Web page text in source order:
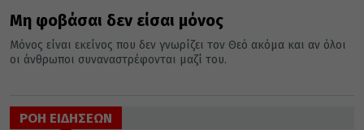
Μη φοβάσαι δεν είσαι μόνος
Μόνος είναι εκείνος που δεν γνωρίζει τον Θεό ακόμα και αν όλοι
οι άνθρωποι συναναστρέφονται μαζί του.
ΡΟΗ ΕΙΔΗΣΕΩΝ